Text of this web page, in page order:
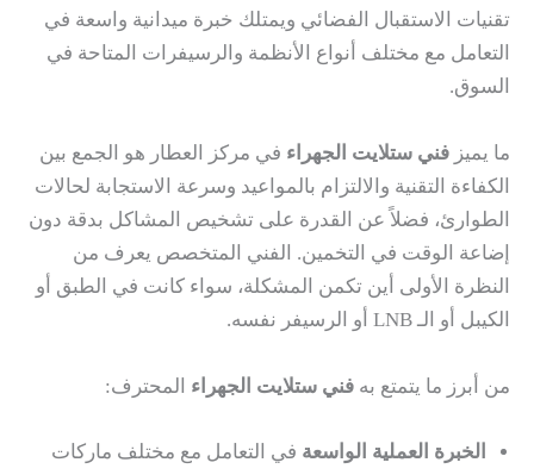
تقنيات الاستقبال الفضائي ويمتلك خبرة ميدانية واسعة في
التعامل مع مختلف أنواع الأنظمة والرسيفرات المتاحة في
السوق.
ما يميز فني ستلايت الجهراء في مركز العطار هو الجمع بين
الكفاءة التقنية والالتزام بالمواعيد وسرعة الاستجابة لحالات
الطوارئ، فضلاً عن القدرة على تشخيص المشاكل بدقة دون
إضاعة الوقت في التخمين. الفني المتخصص يعرف من
النظرة الأولى أين تكمن المشكلة، سواء كانت في الطبق أو
الكيبل أو الـ LNB أو الرسيفر نفسه.
من أبرز ما يتمتع به فني ستلايت الجهراء المحترف:
الخبرة العملية الواسعة في التعامل مع مختلف ماركات